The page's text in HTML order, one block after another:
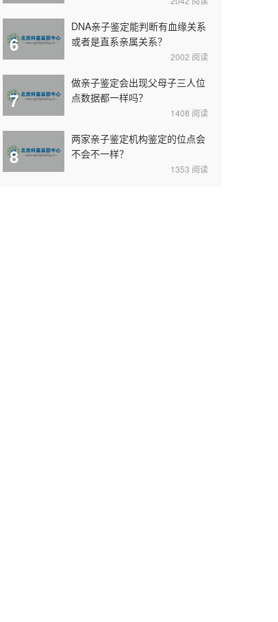
6
DNA亲子鉴定能判断有血缘关系
或者是直系亲属关系？
2002 阅读
7
做亲子鉴定会出现父母子三人位
点数据都一样吗？
1408 阅读
8
两家亲子鉴定机构鉴定的位点会
不会不一样？
1353 阅读